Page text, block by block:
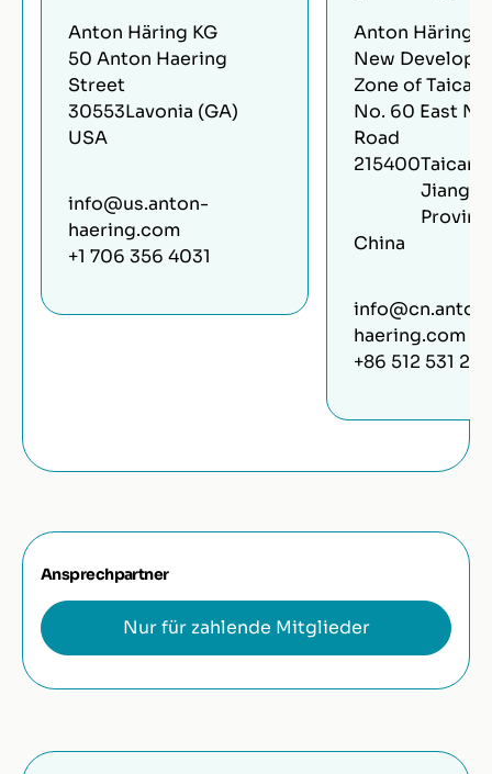
Anton Häring KG
50 Anton Haering
Street
30553Lavonia (GA)
USA
info@us.anton-
haering.com
+1 706 356 4031
Anton Häring
New
Zone of
No. 60 East
Road
215400
Jiangsu
China
haering.com
+86 512 531
Ansprechpartner
Nur für zahlende Mitglieder